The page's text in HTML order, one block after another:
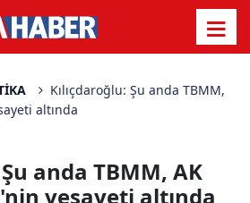
Kılıçdaroğlu: Şu anda TBMM,
altında
anda TBMM, AK
vesayeti altında